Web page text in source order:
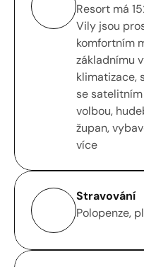
Resort má
Vily jsou
komfortním
základnímu
klimatizace,
se
volbou,
župan,
více
Stravování
Polopenze,